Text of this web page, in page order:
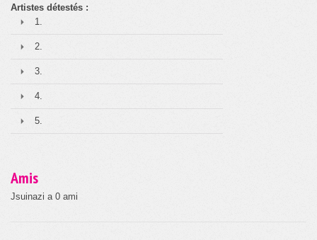
Artistes détestés :
1.
2.
3.
4.
5.
Amis
Jsuinazi a 0 ami